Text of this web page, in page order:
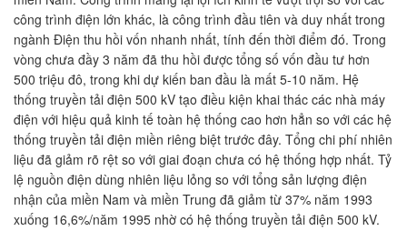
công trình điện lớn khác, là công trình đầu tiên và duy nhất trong
ngành Điện thu hồi vốn nhanh nhất, tính đến thời điểm đó. Trong
vòng chưa đầy 3 năm đã thu hồi được tổng số vốn đầu tư hơn
500 triệu đô, trong khi dự kiến ban đầu là mất 5-10 năm. Hệ
thống truyền tải điện 500 kV tạo điều kiện khai thác các nhà máy
điện với hiệu quả kinh tế toàn hệ thống cao hơn hẳn so với các hệ
thống truyền tải điện miền riêng biệt trước đây. Tổng chi phí nhiên
liệu đã giảm rõ rệt so với giai đoạn chưa có hệ thống hợp nhất. Tỷ
lệ nguồn điện dùng nhiên liệu lỏng so với tổng sản lượng điện
nhận của miền Nam và miền Trung đã giảm từ 37% năm 1993
xuống 16,6%/năm 1995 nhờ có hệ thống truyền tải điện 500 kV.